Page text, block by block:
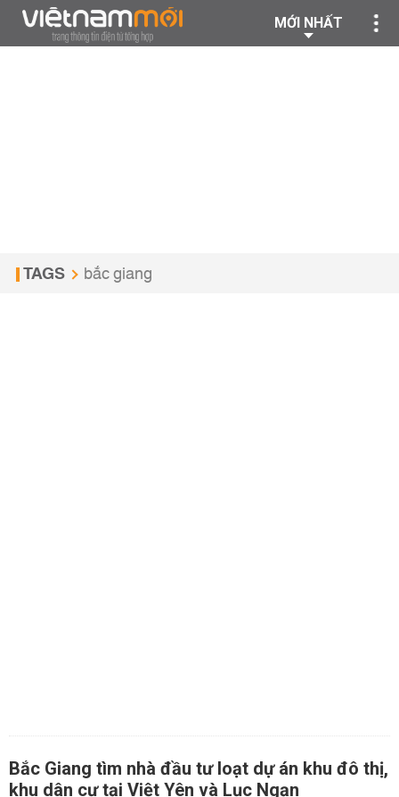
MỚI NHẤT
TAGS bắc giang
Bắc Giang tìm nhà đầu tư loạt dự án khu đô thị,
khu dân cư tại Việt Yên và Lục Ngạn